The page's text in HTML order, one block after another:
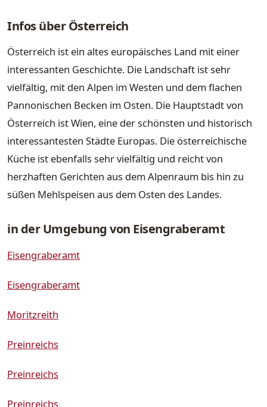
Infos über Österreich
Österreich ist ein altes europäisches Land mit einer
interessanten Geschichte. Die Landschaft ist sehr
vielfältig, mit den Alpen im Westen und dem flachen
Pannonischen Becken im Osten. Die Hauptstadt von
Österreich ist Wien, eine der schönsten und historisch
interessantesten Städte Europas. Die österreichische
Küche ist ebenfalls sehr vielfältig und reicht von
herzhaften Gerichten aus dem Alpenraum bis hin zu
süßen Mehlspeisen aus dem Osten des Landes.
in der Umgebung von Eisengraberamt
Eisengraberamt
Eisengraberamt
Moritzreith
Preinreichs
Preinreichs
Preinreichs